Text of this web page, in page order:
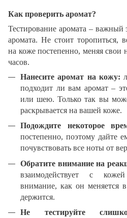
Как проверить аромат?
Тестирование аромата – важный
аромата. Не стоит торопиться,
на коже постепенно, меняя свои
часов.
Нанесите аромат на кожу:
подходит ли вам аромат –
или шею. Только так вы
раскрывается на вашей коже.
Подождите некоторое
постепенно, поэтому дайте
почувствовать все ноты от
Обратите внимание на
взаимодействует с
внимание, как он меняется
держится.
Не тестируйте